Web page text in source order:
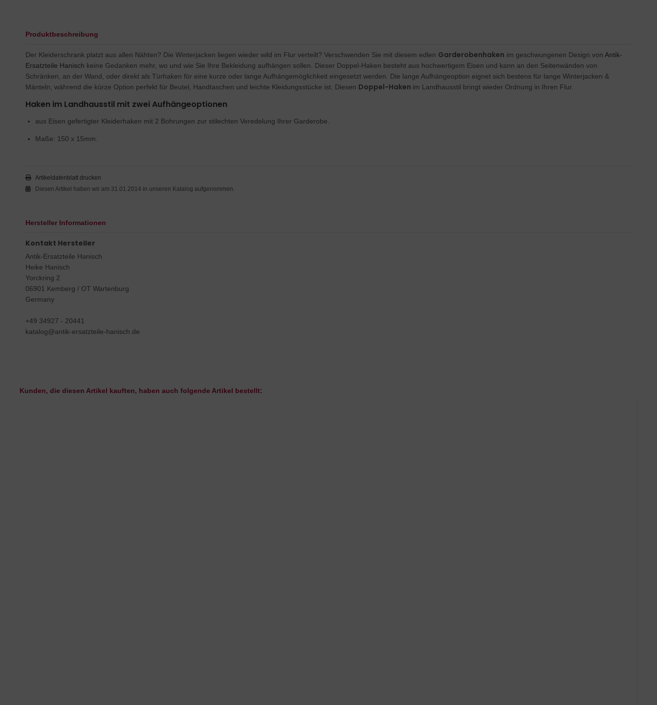
Produktbeschreibung
Der Kleiderschrank platzt aus allen Nähten? Die Winterjacken liegen wieder wild im Flur verteilt? Verschwenden Sie mit diesem edlen Garderobenhaken im geschwungenen Design von Antik-
Ersatzteile Hanisch keine Gedanken mehr, wo und wie Sie Ihre Bekleidung aufhängen sollen. Dieser Doppel-Haken besteht aus hochwertigem Eisen und kann an den Seitenwänden von
Schränken, an der Wand, oder direkt als Türhaken für eine kurze oder lange Aufhängemöglichkeit eingesetzt werden. Die lange Aufhängeoption eignet sich bestens für lange Winterjacken &
Mänteln, während die kürze Option perfekt für Beutel, Handtaschen und leichte Kleidungsstücke ist. Diesen Doppel-Haken im Landhausstil bringt wieder Ordnung in Ihren Flur.
Haken im Landhausstil mit zwei Aufhängeoptionen
aus Eisen gefertigter Kleiderhaken mit 2 Bohrungen zur stilechten Veredelung Ihrer Garderobe.
Maße: 150 x 15mm.
Artikeldatenblatt drucken
Diesen Artikel haben wir am 31.01.2014 in unseren Katalog aufgenommen.
Hersteller Informationen
Kontakt Hersteller
Antik-Ersatzteile Hanisch
Heike Hanisch
Yorckring 2
06901 Kemberg / OT Wartenburg
Germany
+49 34927 - 20441
katalog@antik-ersatzteile-hanisch.de
Kunden, die diesen Artikel kauften, haben auch folgende Artikel bestellt: